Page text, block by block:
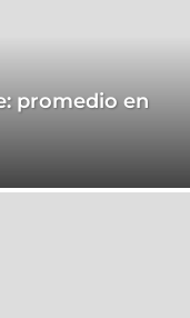
promedio en